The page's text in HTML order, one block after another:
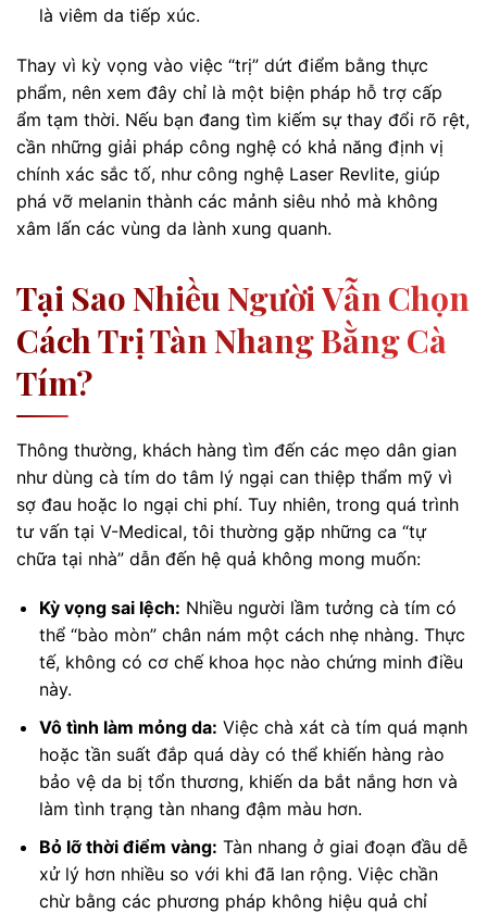
là viêm da tiếp xúc.
Thay vì kỳ vọng vào việc “trị” dứt điểm bằng thực
phẩm, nên xem đây chỉ là một biện pháp hỗ trợ cấp
ẩm tạm thời. Nếu bạn đang tìm kiếm sự thay đổi rõ rệt,
cần những giải pháp công nghệ có khả năng định vị
chính xác sắc tố, như công nghệ Laser Revlite, giúp
phá vỡ melanin thành các mảnh siêu nhỏ mà không
xâm lấn các vùng da lành xung quanh.
Tại Sao Nhiều Người Vẫn Chọn
Cách Trị Tàn Nhang Bằng Cà
Tím?
Thông thường, khách hàng tìm đến các mẹo dân gian
như dùng cà tím do tâm lý ngại can thiệp thẩm mỹ vì
sợ đau hoặc lo ngại chi phí. Tuy nhiên, trong quá trình
tư vấn tại V-Medical, tôi thường gặp những ca “tự
chữa tại nhà” dẫn đến hệ quả không mong muốn:
Kỳ vọng sai lệch: Nhiều người lầm tưởng cà tím có
thể “bào mòn” chân nám một cách nhẹ nhàng. Thực
tế, không có cơ chế khoa học nào chứng minh điều
này.
Vô tình làm mỏng da: Việc chà xát cà tím quá mạnh
hoặc tần suất đắp quá dày có thể khiến hàng rào
bảo vệ da bị tổn thương, khiến da bắt nắng hơn và
làm tình trạng tàn nhang đậm màu hơn.
Bỏ lỡ thời điểm vàng: Tàn nhang ở giai đoạn đầu dễ
xử lý hơn nhiều so với khi đã lan rộng. Việc chần
chừ bằng các phương pháp không hiệu quả chỉ